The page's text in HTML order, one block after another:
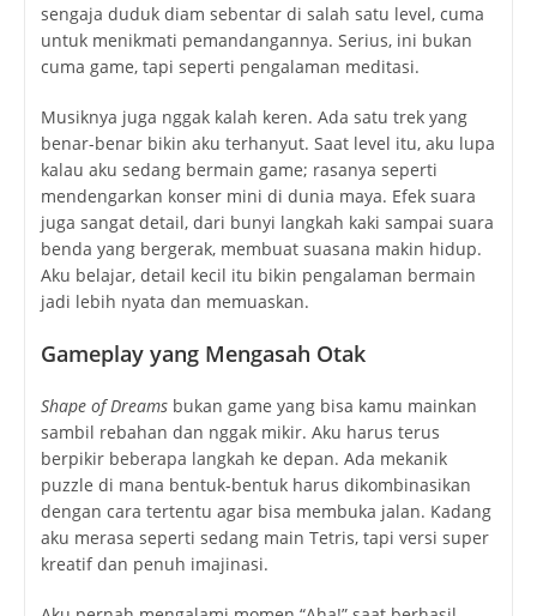
sengaja duduk diam sebentar di salah satu level, cuma
untuk menikmati pemandangannya. Serius, ini bukan
cuma game, tapi seperti pengalaman meditasi.
Musiknya juga nggak kalah keren. Ada satu trek yang
benar-benar bikin aku terhanyut. Saat level itu, aku lupa
kalau aku sedang bermain game; rasanya seperti
mendengarkan konser mini di dunia maya. Efek suara
juga sangat detail, dari bunyi langkah kaki sampai suara
benda yang bergerak, membuat suasana makin hidup.
Aku belajar, detail kecil itu bikin pengalaman bermain
jadi lebih nyata dan memuaskan.
Gameplay yang Mengasah Otak
Shape of Dreamsbukan game yang bisa kamu mainkan
sambil rebahan dan nggak mikir. Aku harus terus
berpikir beberapa langkah ke depan. Ada mekanik
puzzle di mana bentuk-bentuk harus dikombinasikan
dengan cara tertentu agar bisa membuka jalan. Kadang
aku merasa seperti sedang main Tetris, tapi versi super
kreatif dan penuh imajinasi.